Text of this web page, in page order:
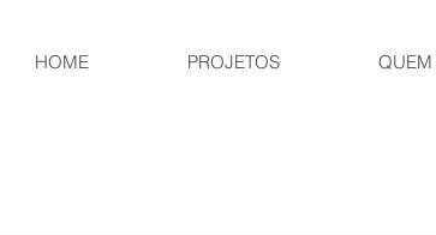
HOME PROJETOS QUEM